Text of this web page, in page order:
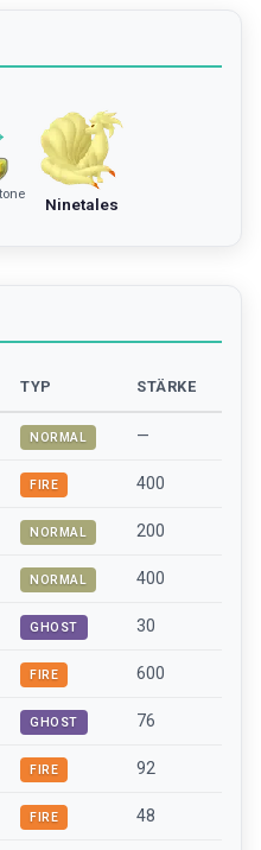
Ninetales
TYP STÄRKE
NORMAL —
FIRE 400
NORMAL 200
NORMAL 400
GHOST 30
FIRE 600
GHOST 76
FIRE 92
FIRE 48